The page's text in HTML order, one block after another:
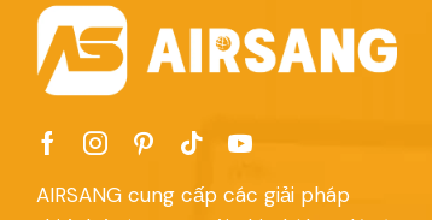
AIRSANG cung cấp các giải pháp